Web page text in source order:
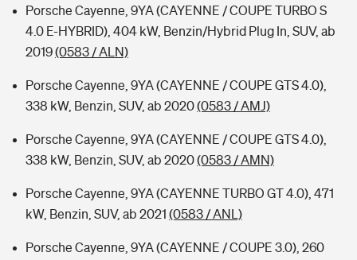
Porsche Cayenne, 9YA (CAYENNE / COUPE TURBO S
4.0 E-HYBRID), 404 kW, Benzin/Hybrid Plug In, SUV, ab
2019(0583 / ALN)
Porsche Cayenne, 9YA (CAYENNE / COUPE GTS 4.0),
338 kW, Benzin, SUV, ab 2020(0583 / AMJ)
Porsche Cayenne, 9YA (CAYENNE / COUPE GTS 4.0),
338 kW, Benzin, SUV, ab 2020(0583 / AMN)
Porsche Cayenne, 9YA (CAYENNE TURBO GT 4.0), 471
kW, Benzin, SUV, ab 2021 (0583 / ANL)
Porsche Cayenne, 9YA (CAYENNE / COUPE 3.0), 260